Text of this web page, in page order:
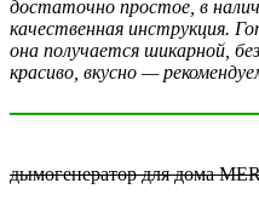
достаточно простое, в
качественная инструкция.
она получается шикарной,
красиво, вкусно —
дымогенератор для дома